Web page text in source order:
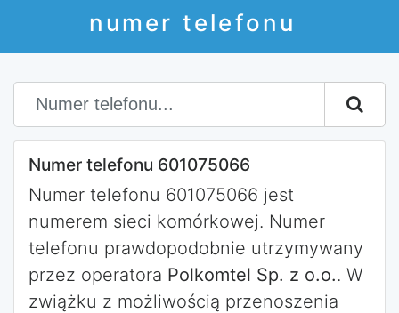
numer telefonu
Numer telefonu 601075066
Numer telefonu 601075066 jest
numerem sieci komórkowej. Numer
telefonu prawdopodobnie utrzymywany
przez operatora Polkomtel Sp. z o.o.. W
zwiążku z możliwością przenoszenia